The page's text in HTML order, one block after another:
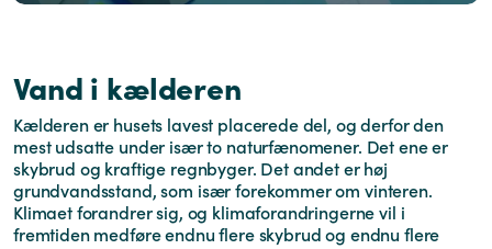
Vand i kælderen
Kælderen er husets lavest placerede del, og derfor den
mest udsatte under især to naturfænomener. Det ene er
skybrud og kraftige regnbyger. Det andet er høj
grundvandsstand, som især forekommer om vinteren.
Klimaet forandrer sig, og klimaforandringerne vil i
fremtiden medføre endnu flere skybrud og endnu flere